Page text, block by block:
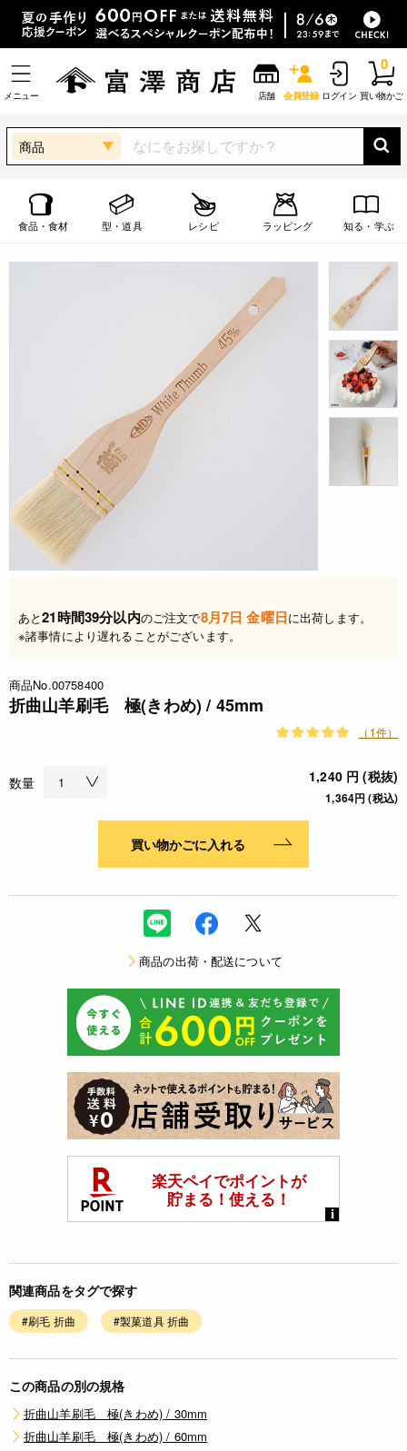
メニュー 店舗 会員登録 ログイン 買い物かご
0
商品
食品・食材 型・道具 レシピ ラッピング 知る・学ぶ
あと21時間39分以内のご注文で8月7日 金曜日に出荷します。
※諸事情により遅れることがございます。
商品No.00758400
折曲山羊刷毛 極(きわめ) / 45mm
（1件）
数量 1,240 円 (税抜)
1,364円 (税込)
買い物かごに入れる
商品の出荷・配送について
関連商品をタグで探す
#刷毛 折曲 #製菓道具 折曲
この商品の別の規格
折曲山羊刷毛 極(きわめ) / 30mm
折曲山羊刷毛 極(きわめ) / 60mm